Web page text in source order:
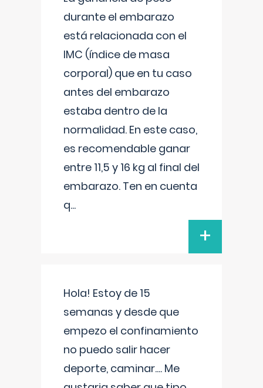
durante el embarazo
está relacionada con el
IMC (índice de masa
corporal) que en tu caso
antes del embarazo
estaba dentro de la
normalidad. En este caso,
es recomendable ganar
entre 11,5 y 16 kg al final del
embarazo. Ten en cuenta
q...
+
Hola! Estoy de 15
semanas y desde que
empezo el confinamiento
no puedo salir hacer
deporte, caminar.... Me